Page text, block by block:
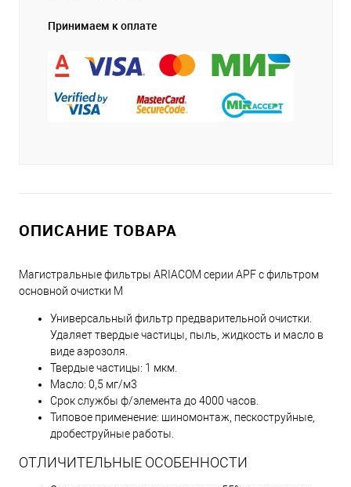
Принимаем к оплате
ОПИСАНИЕ ТОВАРА
Магистральные фильтры ARIACOM серии APF с фильтром
основной очистки М
Универсальный фильтр предварительной очистки.
Удаляет твердые частицы, пыль, жидкость и масло в
виде аэрозоля.
Твердые частицы: 1 мкм.
Масло: 0,5 мг/м3
Срок службы ф/элемента до 4000 часов.
Типовое применение: шиномонтаж, пескоструйные,
дробеструйные работы.
ОТЛИЧИТЕЛЬНЫЕ ОСОБЕННОСТИ